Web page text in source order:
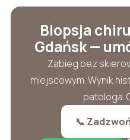
Biopsja
Gdańsk —
Zabieg bez
miejscowym. Wynik
patologa.
📞